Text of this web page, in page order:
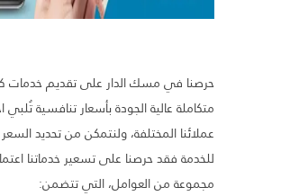
حرصنا في مسك الدار على تقديم خدمات
متكاملة عالية الجودة بأسعار تنافسية تُلبي
عملائنا المختلفة، ولنتمكن من تحديد
للخدمة فقد حرصنا على تسعير خدماتنا
مجموعة من العوامل، التي تتضمن: